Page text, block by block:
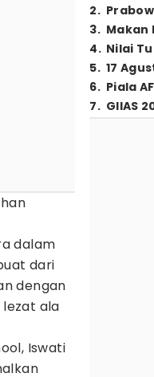
dalam
dari
dengan
ala
Iswati
2.
3. Makan
4. Nilai
5. 17
6. Piala
7. GIIAS